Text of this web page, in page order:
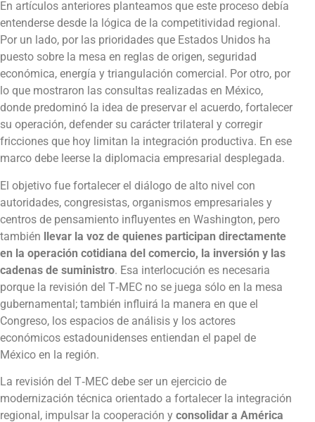
En artículos anteriores planteamos que este proceso debía
entenderse desde la lógica de la competitividad regional.
Por un lado, por las prioridades que Estados Unidos ha
puesto sobre la mesa en reglas de origen, seguridad
económica, energía y triangulación comercial. Por otro, por
lo que mostraron las consultas realizadas en México,
donde predominó la idea de preservar el acuerdo, fortalecer
su operación, defender su carácter trilateral y corregir
fricciones que hoy limitan la integración productiva. En ese
marco debe leerse la diplomacia empresarial desplegada.
El objetivo fue fortalecer el diálogo de alto nivel con
autoridades, congresistas, organismos empresariales y
centros de pensamiento influyentes en Washington, pero
también llevar la voz de quienes participan directamente
en la operación cotidiana del comercio, la inversión y las
cadenas de suministro. Esa interlocución es necesaria
porque la revisión del T‑MEC no se juega sólo en la mesa
gubernamental; también influirá la manera en que el
Congreso, los espacios de análisis y los actores
económicos estadounidenses entiendan el papel de
México en la región.
La revisión del T‑MEC debe ser un ejercicio de
modernización técnica orientado a fortalecer la integración
regional, impulsar la cooperación y consolidar a América